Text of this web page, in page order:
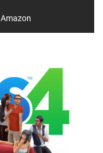
Amazon